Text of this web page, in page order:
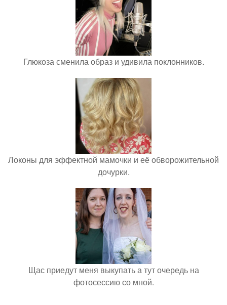
Глюкоза сменила образ и удивила поклонников.
Локоны для эффектной мамочки и её обворожительной
дочурки.
Щас приедут меня выкупать а тут очередь на
фотосессию со мной.